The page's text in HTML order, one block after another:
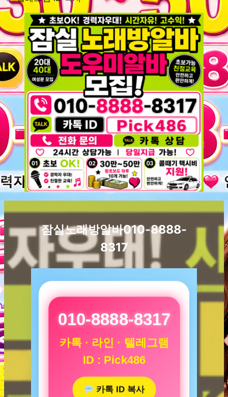
잠실노래방알바010-8888-
8317
010-8888-8317
카톡 · 라인 · 텔레그램
ID : Pick486
카톡 ID 복사